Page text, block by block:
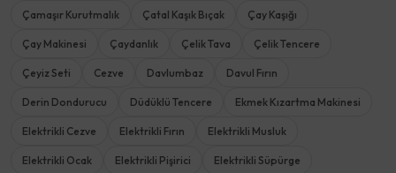
Çamaşır Kurutmalık Çatal Kaşık Bıçak Çay Kaşığı
Çay Makinesi Çaydanlık Çelik Tava Çelik Tencere
Çeyiz Seti Cezve Davlumbaz Davul Fırın
Derin Dondurucu Düdüklü Tencere Ekmek Kızartma Makinesi
Elektrikli Cezve Elektrikli Fırın Elektrikli Musluk
Elektrikli Ocak Elektrikli Pişirici Elektrikli Süpürge